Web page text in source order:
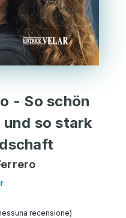
- So schön
und so stark
recensione)